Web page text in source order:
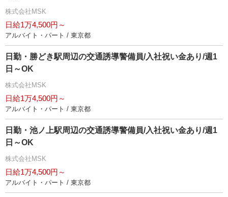
株式会社MSK
日給1万4,500円～
アルバイト・パート / 東京都
日勤・勝どき駅周辺の交通誘導警備員/入社祝い金あり/週1
日～OK
株式会社MSK
日給1万4,500円～
アルバイト・パート / 東京都
日勤・池ノ上駅周辺の交通誘導警備員/入社祝い金あり/週1
日～OK
株式会社MSK
日給1万4,500円～
アルバイト・パート / 東京都